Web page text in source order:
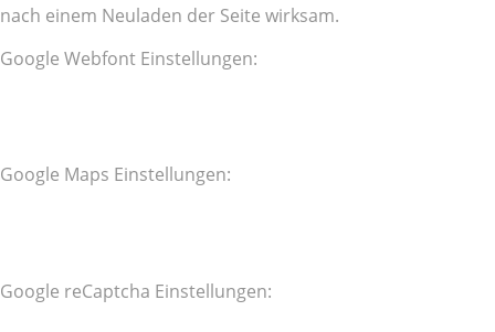
nach einem Neuladen der Seite wirksam.
Google Webfont Einstellungen:
Google Maps Einstellungen:
Google reCaptcha Einstellungen: